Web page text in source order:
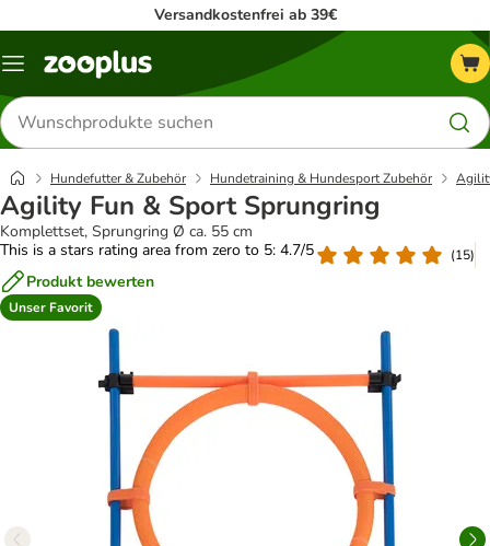
Versandkostenfrei ab 39€
Menü
Produkte
suchen
Hundefutter & Zubehör Hundetraining & Hundesport Zubehör
Agility Fun & Sport Sprungring
Komplettset, Sprungring Ø ca. 55 cm
This is a stars rating area from zero to 5: 4.7/5
(15)
Produkt bewerten
Unser Favorit